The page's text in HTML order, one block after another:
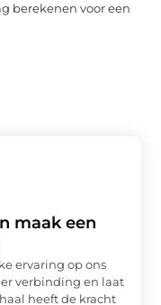
berekenen voor een
maak een
ervaring op ons
verbinding en laat
heeft de kracht